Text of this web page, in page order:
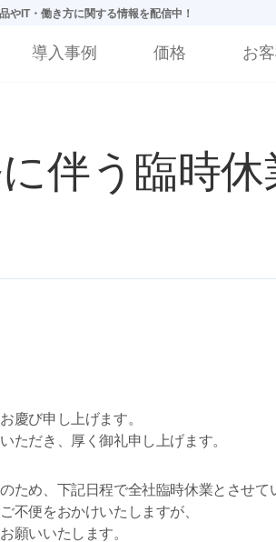
やIT・働き方に関する情報を配信中！
導入事例 価格 お
伴う臨時
慶び申し上げます。
ただき、厚く御礼申し上げます。
ため、下記日程で全社臨時休業とさせて
不便をおかけいたしますが、
願いいたします。